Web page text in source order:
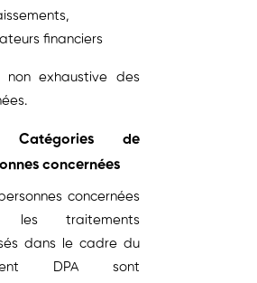
financiers
non exhaustive des
Catégories de
concernées
concernées
les traitements
dans le cadre du
DPA sont